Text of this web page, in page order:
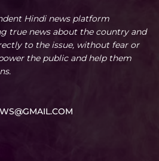
Hindi news platform
true news about the country and
to the issue, without fear or
the public and help them